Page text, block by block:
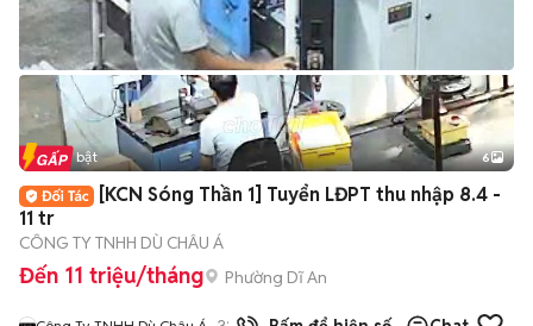
+2
Tin nổi bật 6
[KCN Sóng Thần 1] Tuyển LĐPT thu nhập 8.4 -
11 tr
CÔNG TY TNHH DÙ CHÂU Á
Đến 11 triệu/tháng Phường Dĩ An